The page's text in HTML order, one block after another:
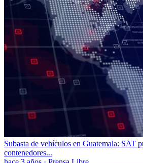
Subasta de vehículos en Guatemala: SAT
contenedores...